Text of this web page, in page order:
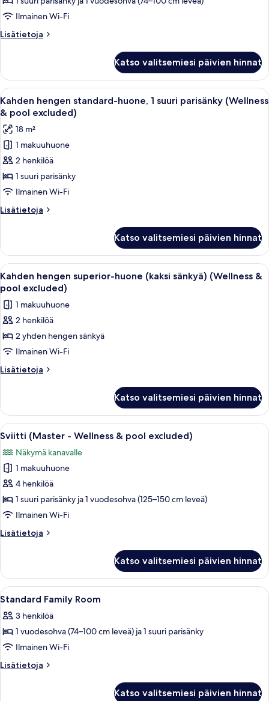
excluded)
parisänky
ja
vuodesohva
-
Wellness
&
pool
excluded)
kuvat
Ilmainen Wi-Fi
Lisätietoja
Lisätietoja
1
suuri
parisänky
ja
vuodesohva
(Plus
Wellness
&
pool
Katso valitsemiesi päivien hinnat
Avaa
kaikki
huonetyypin
Kahden
hengen
standard-
huone,
1
suuri
parisänky
&
pool
excluded)
kuvat
Hotellihuone, jossa on sänky,
6
Kahden hengen standard-huone, 1 suuri parisänky (Wellness
& pool excluded)
18 m²
1 makuuhuone
2 henkilöä
1 suuri parisänky
Ilmainen Wi-Fi
Lisätietoja
Lisätietoja
standard-
huone,
1
suuri
parisänky
(Wellness
&
excluded)
Katso valitsemiesi päivien hinnat
Avaa
kaikki
huonetyypin
Kahden
hengen
superior-
huone
(kaksi
&
pool
excluded)
kuvat
Hotellihuoneessa on sänky, tuoli,
8
Kahden hengen superior-huone (kaksi sänkyä) (Wellness &
pool excluded)
1 makuuhuone
2 henkilöä
2 yhden hengen sänkyä
Ilmainen Wi-Fi
Lisätietoja
Lisätietoja
superior-
huone
(kaksi
(Wellness
&
excluded)
Katso valitsemiesi päivien hinnat
Avaa
kaikki
huonetyypin
Sviitti
(Master
-
Wellness
pool
Moderni hotellihuone, jossa on
7
Sviitti (Master - Wellness & pool excluded)
Näkymä kanavalle
1 makuuhuone
4 henkilöä
1 suuri parisänky ja 1 vuodesohva (125–150 cm leveä)
Ilmainen Wi-Fi
Lisätietoja
Lisätietoja
-
Wellness
&
excluded)
Katso valitsemiesi päivien hinnat
Avaa
kaikki
huonetyypin
Standard
Family
Room
Hotellihuone, jossa on kaksi
4
Standard Family Room
3 henkilöä
1 vuodesohva (74–100 cm leveä) ja 1 suuri parisänky
Ilmainen Wi-Fi
Lisätietoja
Lisätietoja
Katso valitsemiesi päivien hinnat